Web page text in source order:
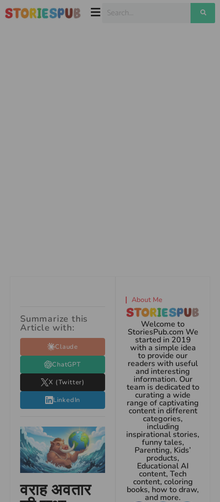
Summarize this
Article with:
Claude
ChatGPT
X (Twitter)
LinkedIn
वराह अवतार
About Me
Welcome to
StoriesPub.com We
started in 2019
with a simple idea
to provide our
readers with useful
and interesting
information. Our
team is dedicated to
curating a wide
range of captivating
content in different
categories,
including
inspirational stories,
funny tales,
Parenting, Kids’
products,
Educational AI
content, Tech
content, coloring
books, how to draw,
and more.